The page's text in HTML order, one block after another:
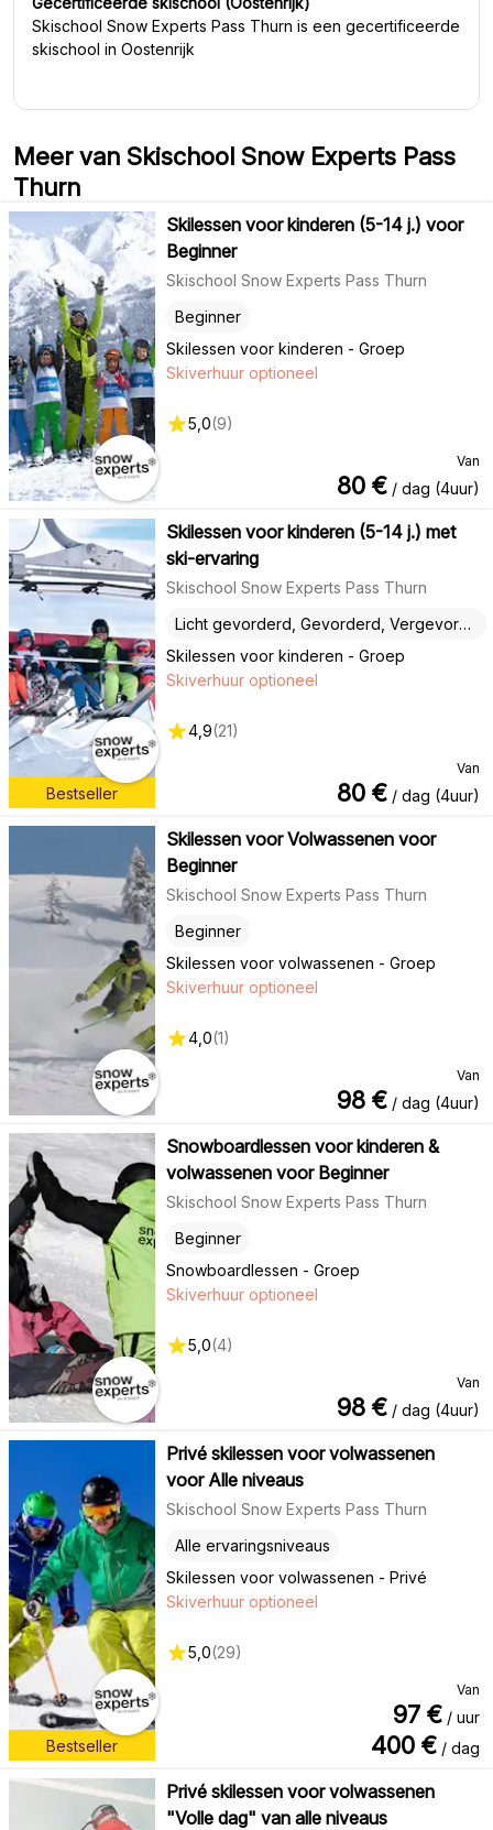
Skischool Snow Experts Pass Thurn is een gecertificeerde
skischool in Oostenrijk
Meer van Skischool Snow Experts Pass
Thurn
Skilessen voor kinderen (5-14 j.) voor
Beginner
Skischool Snow Experts Pass Thurn
Skilessen voor kinderen - Groep
Beginner
Skiverhuur optioneel
5,0(9)
Van
80 € / dag (4uur)
Bestseller
Skilessen voor kinderen (5-14 j.) met
ski-ervaring
Skischool Snow Experts Pass Thurn
Skilessen voor kinderen - Groep
Licht gevorderd, Gevorderd, Vergevorderd
Skiverhuur optioneel
4,9(21)
Van
80 € / dag (4uur)
Skilessen voor Volwassenen voor
Beginner
Skischool Snow Experts Pass Thurn
Skilessen voor volwassenen - Groep
Beginner
Skiverhuur optioneel
4,0(1)
Van
98 € / dag (4uur)
Snowboardlessen voor kinderen &
volwassenen voor Beginner
Skischool Snow Experts Pass Thurn
Snowboardlessen - Groep
Beginner
Skiverhuur optioneel
5,0(4)
Van
98 € / dag (4uur)
Bestseller
Privé skilessen voor volwassenen
voor Alle niveaus
Skischool Snow Experts Pass Thurn
Skilessen voor volwassenen - Privé
Alle ervaringsniveaus
Skiverhuur optioneel
5,0(29)
Van
97 € / uur
400 € / dag
Privé skilessen voor volwassenen
"Volle dag" van alle niveaus